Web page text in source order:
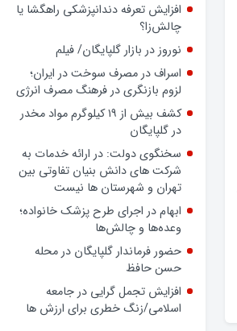
افزایش تعرفه دندانپزشکی راهگشا یا
چالش‌زا؟
نوروز در بازار گلپایگان/ فیلم
اسراف در مصرف سوخت در ایران؛
لزوم بازنگری در فرهنگ مصرف انرژی
کشف بیش از ۱۹ کیلوگرم مواد مخدر
در گلپایگان
سخنگوی دولت: در ارائه خدمات به
شرکت های دانش بنیان تفاوتی بین
تهران و شهرستان ها نیست
ابهام در اجرای طرح پزشک خانواده؛
وعده‌ها و چالش‌ها
حضور فرماندار گلپایگان در محله
حسن حافظ
افزایش تجمل گرایی در جامعه
اسلامی/زنگ خطری برای ارزش ها